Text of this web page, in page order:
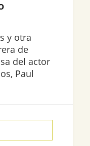
y otra
de
del actor
Paul